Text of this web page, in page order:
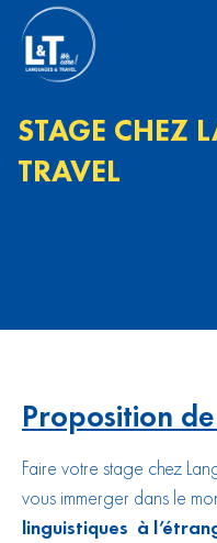
STAGE CHEZ
TRAVEL
Proposition
Faire votre stage chez
vous immerger dans le
linguistiques à